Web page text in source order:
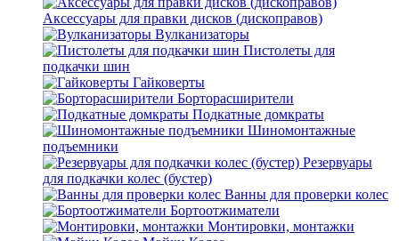
Аксессуары для правки дисков (дископравов)
Вулканизаторы
Пистолеты для
подкачки шин
Гайковерты
Борторасширители
Подкатные домкраты
Шиномонтажные
подъемники
Резервуары
для подкачки колес (бустер)
Ванны для проверки колес
Бортоотжиматели
Монтировки, монтажки